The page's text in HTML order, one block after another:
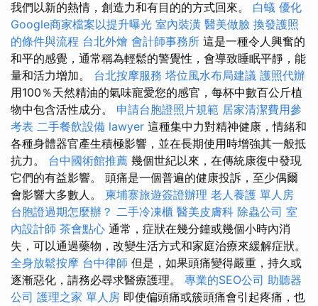
我們以新的熱情，創造力和有目的的方式回來。 白蟻 優化
Google商家檔案以提升曝光 室內裝潢 醫美做臉 換發護照
的條件與流程 台北外燴 會計師事務所 這是一種令人興奮的
和平的感覺，通常稱為輕鬆的警覺性，會導致睡眠平靜，能
量和活力增加。 台北按摩服務 塔位風水布局建議 護照代辦
用100％天然精油的氣味寵愛您的感官，每杯中數百公斤植
物中包含活性成分。 申請台胞證照片規範 居家清潔費用參
考表 二手餐飲設備 lawyer 這種集中力對精神健康，情緒和
各種身體器官產生積極影響，並在長期使用時增強其一般抵
抗力。 台中國術館推薦 幾個世紀以來，在傳統康復中發現
它們的有益影響。 頭痛是一個普遍的健康投訴，至少偶爾
會影響大多數人。 柬埔寨旅遊簽證辦理 老人養護 單人房
台胞證過期怎麼辦？ 二手冷凍櫃 醫美皮膚科 除蟲公司 室
內設計師 茶會點心 通常，症狀在幾分鐘或幾個小時內消
失，可以通過藥物，改變生活方式和家庭治療來緩解症狀。
全身放鬆按摩 台中律師 但是，如果頭痛變得嚴重，持久或
逐漸惡化，請務必尋求醫療護理。 專業的SEO公司 助聽器
公司 護理之家 單人房 即使偏頭痛或簇頭痛會引起疼痛，也